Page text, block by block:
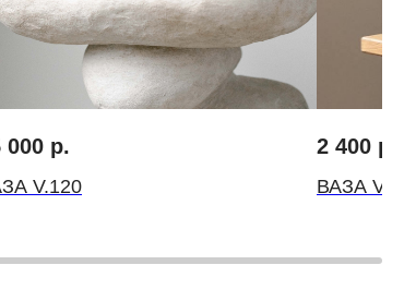
000 р.
V.120
2 400 р.
ВАЗА
ИП Крылов Михаил Михайлович
ОГРН 314501832300035